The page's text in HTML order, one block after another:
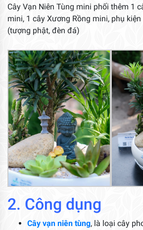
Cây Vạn Niên Tùng mini phối thêm 1
mini, 1 cây Xương Rồng mini, phụ
(tượng phật, đèn đá)
2. Công dụng
Cây vạn niên tùng, là loại cây